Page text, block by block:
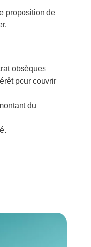
proposition de
obsèques
pour couvrir
du